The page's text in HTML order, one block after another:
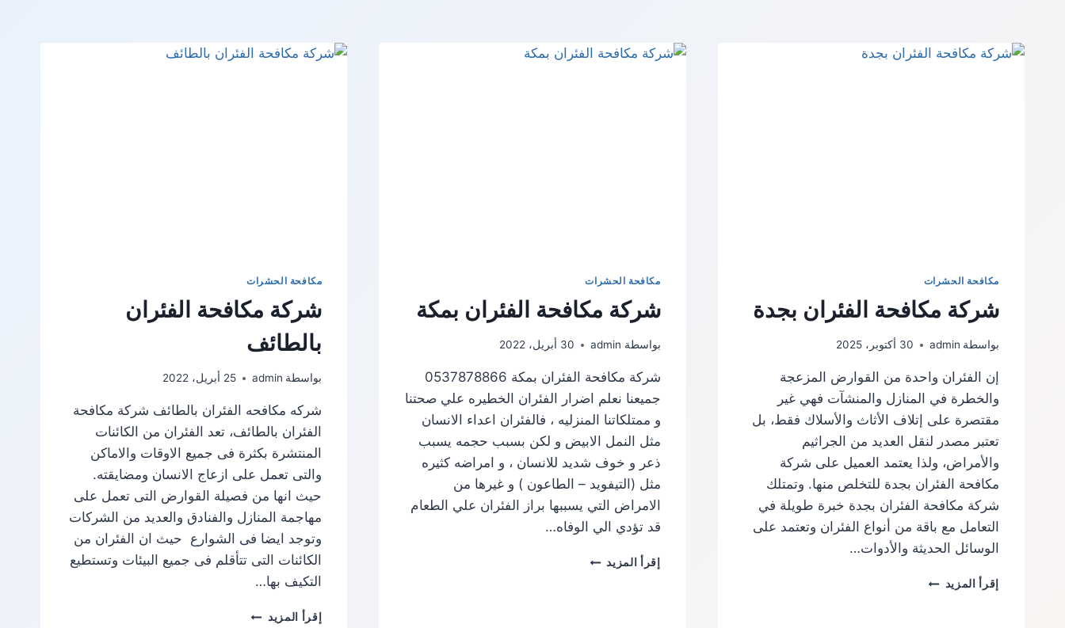
مكافحة الحشرات
شركة مكافحة الفئران بجدة
بواسطة admin 30 أكتوبر، 2025
إن الفئران واحدة من القوارض المزعجة
والخطرة في المنازل والمنشآت فهي غير
مقتصرة على إتلاف الأثاث والأسلاك فقط، بل
تعتبر مصدر لنقل العديد من الجراثيم
والأمراض، ولذا يعتمد العميل على شركة
مكافحة الفئران بجدة للتخلص منها. وتمتلك
شركة مكافحة الفئران بجدة خبرة طويلة في
التعامل مع باقة من أنواع الفئران وتعتمد على
الوسائل الحديثة والأدوات…
إقرأ المزيد شركة
مكافحة الحشرات
شركة مكافحة الفئران بمكة
بواسطة admin 30 أبريل، 2022
شركة مكافحة الفئران بمكة 0537878866
جميعنا نعلم اضرار الفئران الخطيره علي صحتنا
و ممتلكاتنا المنزليه ، فالفئران اعداء الانسان
مثل النمل الابيض و لكن بسبب حجمه يسبب
ذعر و خوف شديد للانسان ، و امراضه كثيره
مثل (التيفويد – الطاعون ) و غيرها من
الامراض التي يسببها براز الفئران علي الطعام
قد تؤدي الي الوفاه…
إقرأ المزيد شركة
مكافحة الحشرات
شركة مكافحة الفئران
بالطائف
بواسطة admin 25 أبريل، 2022
شركه مكافحه الفئران بالطائف شركة مكافحة
الفئران بالطائف، تعد الفئران من الكائنات
المنتشرة بكثرة فى جميع الاوقات والاماكن
والتى تعمل على ازعاج الانسان ومضايقته.
حيث انها من فصيلة القوارض التى تعمل على
مهاجمة المنازل والفنادق والعديد من الشركات
وتوجد ايضا فى الشوارع حيث ان الفئران من
الكائنات التى تتأقلم فى جميع البيئات وتستطيع
التكيف بها…
إقرأ المزيد شركة